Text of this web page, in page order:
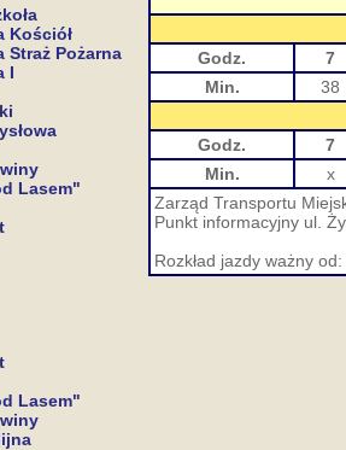
Kościół
Straż Pożarna
I
Lasem"
Lasem"
Godz.
7
Min.
38
Godz.
7
Min.
x
Zarząd Transportu
Punkt informacyjny ul.
Rozkład jazdy ważny